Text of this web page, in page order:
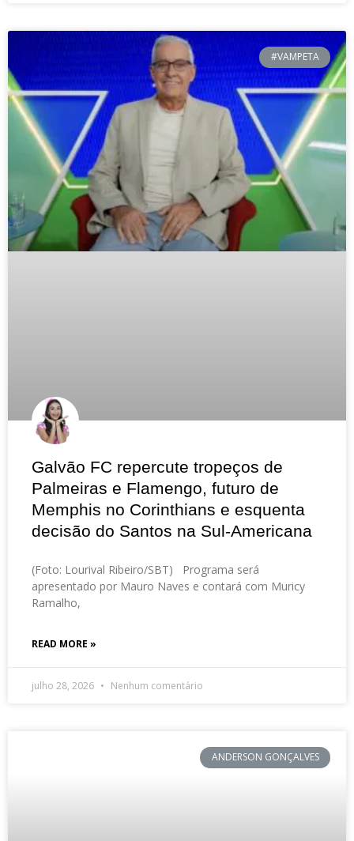
#VAMPETA
Galvão FC repercute tropeços de
Palmeiras e Flamengo, futuro de
Memphis no Corinthians e esquenta
decisão do Santos na Sul-Americana
(Foto: Lourival Ribeiro/SBT) Programa será
apresentado por Mauro Naves e contará com Muricy
Ramalho,
READ MORE »
julho 28, 2026 Nenhum comentário
ANDERSON GONÇALVES